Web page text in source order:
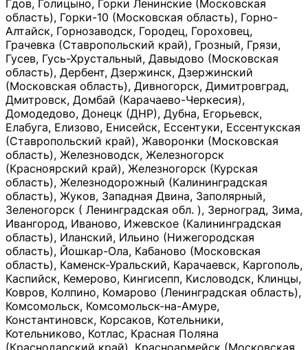
Гдов, Голицыно, Горки Ленинские (Московская
область), Горки-10 (Московская область), Горно-
Алтайск, Горнозаводск, Городец, Гороховец,
Грачевка (Ставропольский край), Грозный, Грязи,
Гусев, Гусь-Хрустальный, Давыдово (Московская
область), Дербент, Дзержинск, Дзержинский
(Московская область), Дивногорск, Димитровград,
Дмитровск, Домбай (Карачаево-Черкесия),
Домодедово, Донецк (ДНР), Дубна, Егорьевск,
Елабуга, Елизово, Енисейск, Ессентуки, Ессентукская
(Ставропольский край), Жаворонки (Московская
область), Железноводск, Железногорск
(Красноярский край), Железногорск (Курская
область), Железнодорожный (Калининградская
область), Жуков, Западная Двина, Заполярный,
Зеленогорск ( Ленинградская обл. ), Зерноград, Зима,
Ивангород, Иваново, Ижевское (Калининградская
область), Иланский, Ильино (Нижегородская
область), Йошкар-Ола, Кабаново (Московская
область), Каменск-Уральский, Карачаевск, Каргополь,
Каспийск, Кемерово, Кингисепп, Кисловодск, Клинцы,
Ковров, Колпино, Комарово (Ленинградская область),
Комсомольск, Комсомольск-на-Амуре,
Константиновск, Корсаков, Котельники,
Котельниково, Котлас, Красная Поляна
(Краснодарский край), Красноармейск (Московская